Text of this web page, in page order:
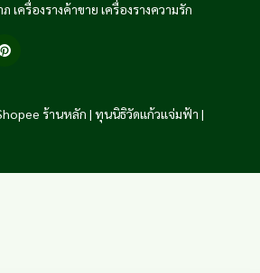
เครื่องรางค้าขาย เครื่องรางความรัก
ร้านหลัก | ทุนนิธิวัดแก้วแจ่มฟ้า |